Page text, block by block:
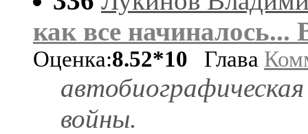
как все начиналось...
Оценка:8.52*10 Глава
войны.